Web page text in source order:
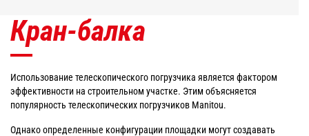
Кран-балка
Использование телескопического погрузчика является фактором
эффективности на строительном участке. Этим объясняется
популярность телескопических погрузчиков Manitou.
Однако определенные конфигурации площадки могут создавать